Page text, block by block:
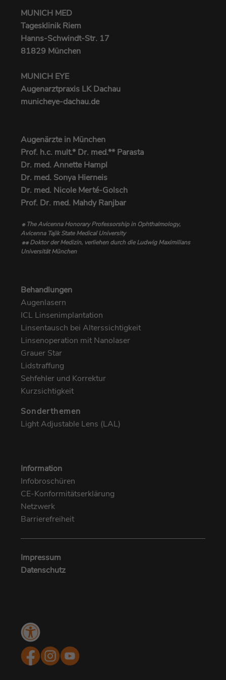
Information
Infobroschüren
CE-Konformitätserklärung
Netzwerk
Barrierefreiheit
Impressum
Datenschutz
Menü
Barrierefreiheit
Behandlungen
Augenlasern
ICL Linsenimplantation
Linsentausch bei Alterssichtigkeit
Linsenoperation mit Nanolaser
Grauer Star
Lidstraffung
Sehfehler und Korrektur
Kurzsichtigkeit
Sonderthemen
Light Adjustable Lens (LAL)
Augenärzte in München
Prof. h.c. mult.* Dr. med.** Parasta
Dr. med. Annette Hampl
Dr. med. Sonya Hierneis
Dr. med. Nicole Merté-Golsch
Prof. Dr. med. Mahdy Ranjbar
*The Avicenna Honorary Professorship in Ophthalmology,
Avicenna Tajik State Medical University
**Doktor der Medizin, verliehen durch die Ludwig Maximilians
Universität München
MUNICH MED
Tagesklinik Riem
Hanns-Schwindt-Str. 17
81829 München
MUNICH EYE
Augenarztpraxis LK Dachau
municheye-dachau.de
Zweck
Heatmap-Experiments, das auf der
Webseite verfolgt werden soll.
Kundenbewertungen und Erfahrungen zu
MUNICH EYE I MUNICH MED
SEHR GUT